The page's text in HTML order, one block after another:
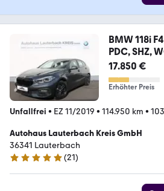
BMW 118i
PDC, SHZ,
17.850 €
Erhöhter Preis
Unfallfrei • EZ 11/2019 • 114.950 km •
Autohaus Lauterbach Kreis GmbH
36341 Lauterbach
5 Sterne
(21)